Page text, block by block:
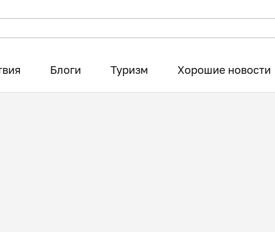
Блоги Туризм Хорошие новости